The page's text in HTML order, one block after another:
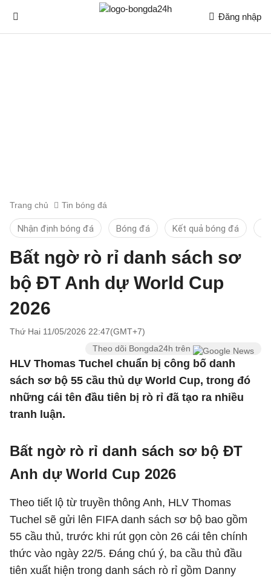
Đăng nhập
Trang chủ Tin bóng đá
Nhận định bóng đá Bóng đá Kết quả bóng đá
Bất ngờ rò rỉ danh sách sơ
bộ ĐT Anh dự World Cup
2026
Thứ Hai 11/05/2026 22:47(GMT+7)
Theo dõi Bongda24h trên
HLV Thomas Tuchel chuẩn bị công bố danh
sách sơ bộ 55 cầu thủ dự World Cup, trong đó
những cái tên đầu tiên bị rò rỉ đã tạo ra nhiều
tranh luận.
Bất ngờ rò rỉ danh sách sơ bộ ĐT
Anh dự World Cup 2026
Theo tiết lộ từ truyền thông Anh, HLV Thomas
Tuchel sẽ gửi lên FIFA danh sách sơ bộ bao gồm
55 cầu thủ, trước khi rút gọn còn 26 cái tên chính
thức vào ngày 22/5. Đáng chú ý, ba cầu thủ đầu
tiên xuất hiện trong danh sách rò rỉ gồm Danny